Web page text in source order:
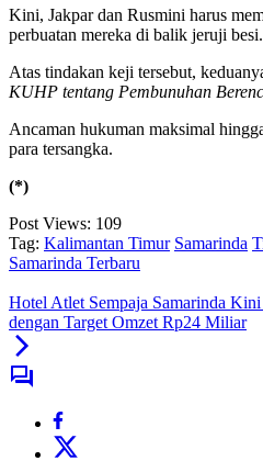
Kini, Jakpar dan Rusmini harus
perbuatan mereka di balik jeruji besi.
Atas tindakan keji tersebut,
KUHP tentang Pembunuhan
Ancaman hukuman maksimal
para tersangka.
(*)
Post Views: 109
Tag: Kalimantan Timur Samarinda
Samarinda Terbaru
Hotel Atlet Sempaja Samarinda
dengan Target Omzet Rp24 Miliar